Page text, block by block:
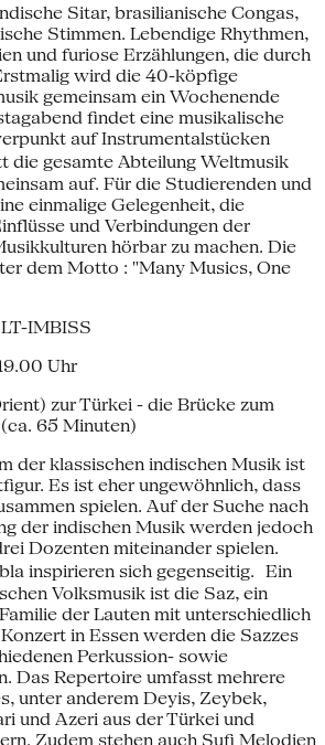
Sitar, brasilianische Congas,
Stimmen. Lebendige Rhythmen,
und furiose Erzählungen, die durch
wird die 40-köpfige
gemeinsam ein Wochenende
findet eine musikalische
auf Instrumentalstücken
die gesamte Abteilung Weltmusik
auf. Für die Studierenden und
einmalige Gelegenheit, die
und Verbindungen der
hörbar zu machen. Die
dem Motto : "Many Musics, One
IMBISS
Uhr
zur Türkei - die Brücke zum
65 Minuten)
der klassischen indischen Musik ist
Es ist eher ungewöhnlich, dass
spielen. Auf der Suche nach
der indischen Musik werden jedoch
Dozenten miteinander spielen.
inspirieren sich gegenseitig. Ein
Volksmusik ist die Saz, ein
der Lauten mit unterschiedlich
in Essen werden die Sazzes
Perkussion- sowie
Das Repertoire umfasst mehrere
unter anderem Deyis, Zeybek,
und Azeri aus der Türkei und
Zudem stehen auch Sufi Melodien